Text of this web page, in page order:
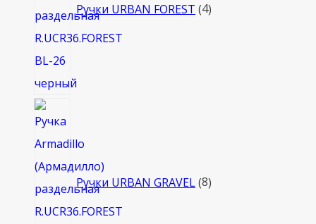
Ручки URBAN FOREST 4
Ручки URBAN GRAVEL 8